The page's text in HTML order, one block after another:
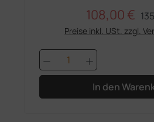
Verkaufspreis:
108,00 €
Preise inkl. USt. zzgl.
Produkt Anzahl:
In den